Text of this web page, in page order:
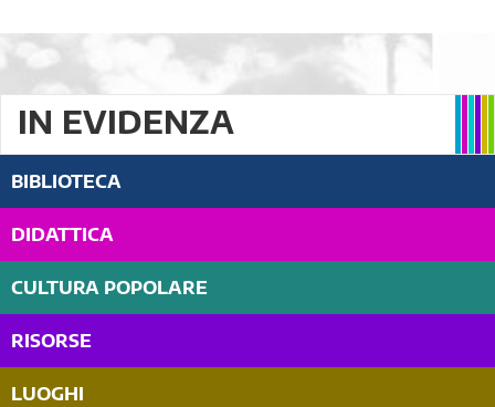
IN EVIDENZA
BIBLIOTECA
DIDATTICA
CULTURA POPOLARE
RISORSE
LUOGHI